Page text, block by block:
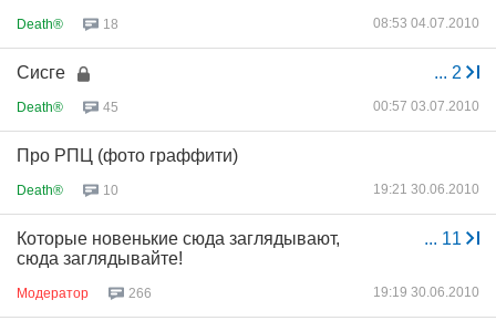
Death® 18 08:53 04.07.2010
... 2
Сисге
Death® 45 00:57 03.07.2010
Про РПЦ (фото граффити)
Death® 10 19:21 30.06.2010
... 11
Которые новенькие сюда заглядывают,
сюда заглядывайте!
Модератор 266 19:19 30.06.2010